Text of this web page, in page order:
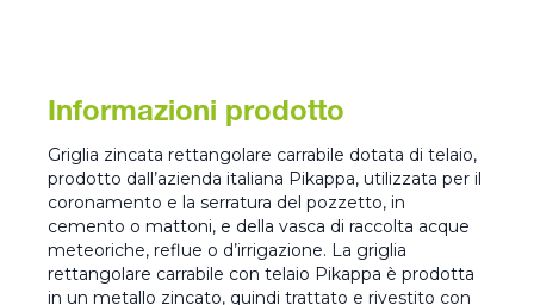
Informazioni prodotto
Griglia zincata rettangolare carrabile dotata di telaio,
prodotto dall’azienda italiana Pikappa, utilizzata per il
coronamento e la serratura del pozzetto, in
cemento o mattoni, e della vasca di raccolta acque
meteoriche, reflue o d’irrigazione. La griglia
rettangolare carrabile con telaio Pikappa è prodotta
in un metallo zincato, quindi trattato e rivestito con